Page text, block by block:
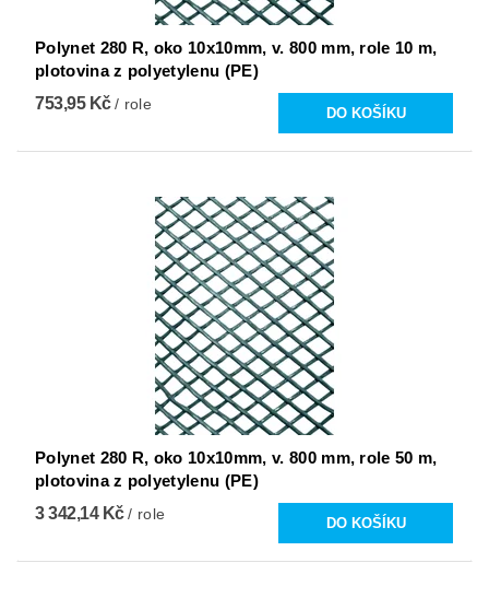
Polynet 280 R, oko 10x10mm, v. 800 mm, role 10 m,
plotovina z polyetylenu (PE)
753,95 Kč/ role
Polynet 280 R, oko 10x10mm, v. 800 mm, role 50 m,
plotovina z polyetylenu (PE)
3 342,14 Kč/ role